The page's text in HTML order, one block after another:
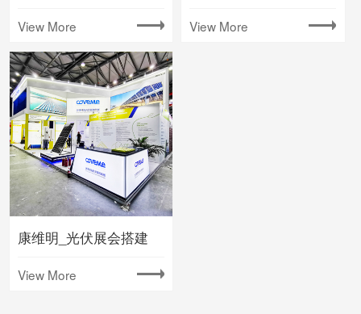
View More View More
康维明_光伏展会搭建
View More